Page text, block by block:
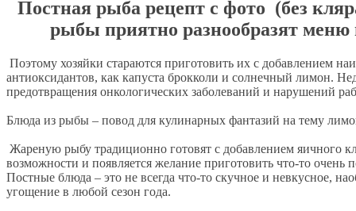
Постная рыба рецепт с фото (без
рыбы приятно разнообразят меню
Поэтому хозяйки стараются приготовить их с добавлением
антиоксидантов, как капуста брокколи и солнечный лимон.
предотвращения онкологических заболеваний и нарушений
Блюда из рыбы – повод для кулинарных фантазий на тему
Жареную рыбу традиционно готовят с добавлением яичного
возможности и появляется желание приготовить что-то
Постные блюда – это не всегда что-то скучное и невкусное,
угощение в любой сезон года.